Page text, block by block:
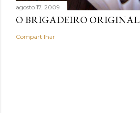
agosto 17, 2009
O BRIGADEIRO ORIGINAL
Compartilhar